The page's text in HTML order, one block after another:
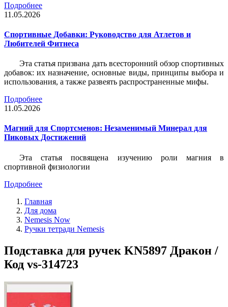
Подробнее
11.05.2026
Спортивные Добавки: Руководство для Атлетов и
Любителей Фитнеса
Эта статья призвана дать всесторонний обзор спортивных
добавок: их назначение, основные виды, принципы выбора и
использования, а также развеять распространенные мифы.
Подробнее
11.05.2026
Магний для Спортсменов: Незаменимый Минерал для
Пиковых Достижений
Эта статья посвящена изучению роли магния в
спортивной физиологии
Подробнее
Главная
Для дома
Nemesis Now
Ручки тетради Nemesis
Подставка для ручек KN5897 Дракон /
Код vs-314723